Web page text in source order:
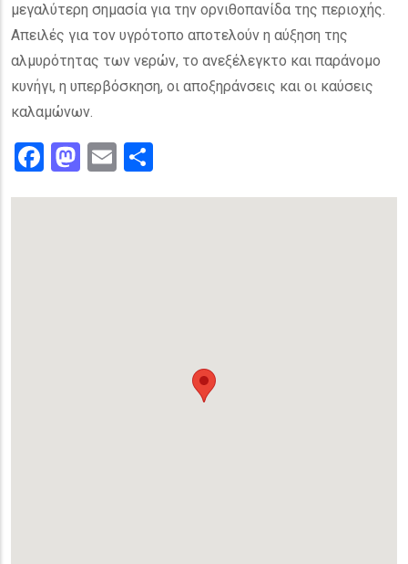
μεγαλύτερη σημασία για την ορνιθοπανίδα της περιοχής.
Απειλές για τον υγρότοπο αποτελούν η αύξηση της
αλμυρότητας των νερών, το ανεξέλεγκτο και παράνομο
κυνήγι, η υπερβόσκηση, οι αποξηράνσεις και οι καύσεις
καλαμώνων.
Facebook
Mastodon
Email